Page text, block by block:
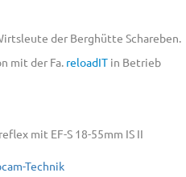
der Berghütte Schareben.
mit der Fa. reloadIT in Betrieb
mit EF-S 18-55mm IS II
Technik